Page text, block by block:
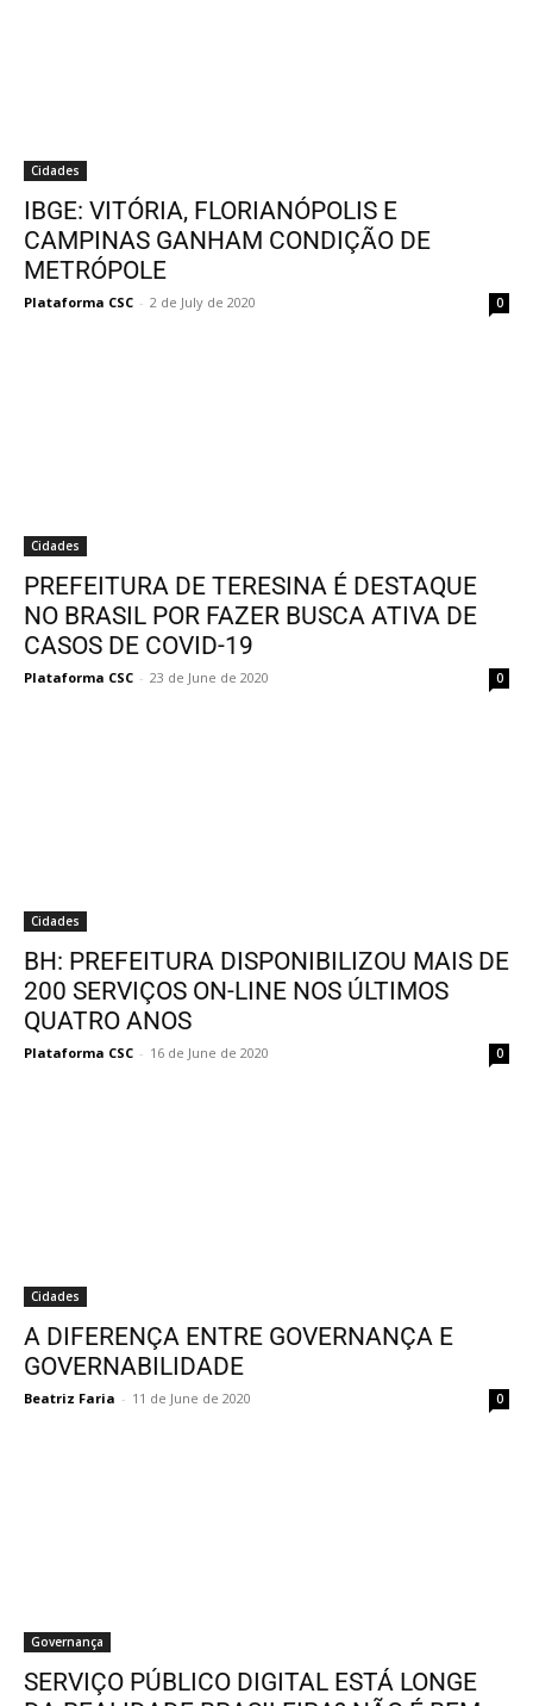
Cidades
IBGE: VITÓRIA, FLORIANÓPOLIS E
CAMPINAS GANHAM CONDIÇÃO DE
METRÓPOLE
Plataforma CSC - 2 de July de 2020 0
Cidades
PREFEITURA DE TERESINA É DESTAQUE
NO BRASIL POR FAZER BUSCA ATIVA DE
CASOS DE COVID-19
Plataforma CSC - 23 de June de 2020 0
Cidades
BH: PREFEITURA DISPONIBILIZOU MAIS DE
200 SERVIÇOS ON-LINE NOS ÚLTIMOS
QUATRO ANOS
Plataforma CSC - 16 de June de 2020 0
Cidades
A DIFERENÇA ENTRE GOVERNANÇA E
GOVERNABILIDADE
Beatriz Faria - 11 de June de 2020 0
Governança
SERVIÇO PÚBLICO DIGITAL ESTÁ LONGE